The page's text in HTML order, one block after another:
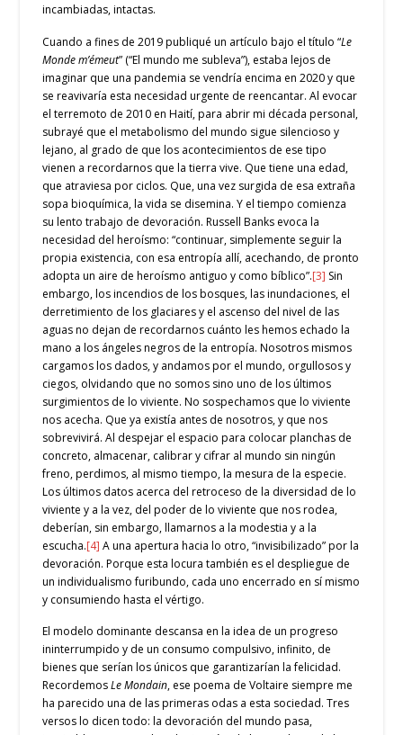
incambiadas, intactas.
Cuando a fines de 2019 publiqué un artículo bajo el título “Le
Monde m’émeut” (“El mundo me subleva”), estaba lejos de
imaginar que una pandemia se vendría encima en 2020 y que
se reavivaría esta necesidad urgente de reencantar. Al evocar
el terremoto de 2010 en Haití, para abrir mi década personal,
subrayé que el metabolismo del mundo sigue silencioso y
lejano, al grado de que los acontecimientos de ese tipo
vienen a recordarnos que la tierra vive. Que tiene una edad,
que atraviesa por ciclos. Que, una vez surgida de esa extraña
sopa bioquímica, la vida se disemina. Y el tiempo comienza
su lento trabajo de devoración. Russell Banks evoca la
necesidad del heroísmo: “continuar, simplemente seguir la
propia existencia, con esa entropía allí, acechando, de pronto
adopta un aire de heroísmo antiguo y como bíblico”.[3] Sin
embargo, los incendios de los bosques, las inundaciones, el
derretimiento de los glaciares y el ascenso del nivel de las
aguas no dejan de recordarnos cuánto les hemos echado la
mano a los ángeles negros de la entropía. Nosotros mismos
cargamos los dados, y andamos por el mundo, orgullosos y
ciegos, olvidando que no somos sino uno de los últimos
surgimientos de lo viviente. No sospechamos que lo viviente
nos acecha. Que ya existía antes de nosotros, y que nos
sobrevivirá. Al despejar el espacio para colocar planchas de
concreto, almacenar, calibrar y cifrar al mundo sin ningún
freno, perdimos, al mismo tiempo, la mesura de la especie.
Los últimos datos acerca del retroceso de la diversidad de lo
viviente y a la vez, del poder de lo viviente que nos rodea,
deberían, sin embargo, llamarnos a la modestia y a la
escucha.[4] A una apertura hacia lo otro, “invisibilizado” por la
devoración. Porque esta locura también es el despliegue de
un individualismo furibundo, cada uno encerrado en sí mismo
y consumiendo hasta el vértigo.
El modelo dominante descansa en la idea de un progreso
ininterrumpido y de un consumo compulsivo, infinito, de
bienes que serían los únicos que garantizarían la felicidad.
RecordemosLe Mondain, ese poema de Voltaire siempre me
ha parecido una de las primeras odas a esta sociedad. Tres
versos lo dicen todo: la devoración del mundo pasa,